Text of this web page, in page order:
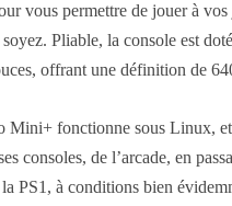
vous permettre de jouer à
Pliable, la console est
offrant une définition de
Mini+ fonctionne sous Linux,
consoles, de l’arcade, en
PS1, à conditions bien